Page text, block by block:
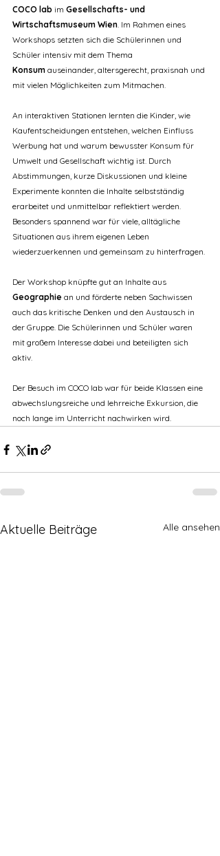
COCO lab im Gesellschafts- und
Wirtschaftsmuseum Wien. Im Rahmen eines
Workshops setzten sich die Schülerinnen und
Schüler intensiv mit dem Thema
Konsum auseinander, altersgerecht, praxisnah und
mit vielen Möglichkeiten zum Mitmachen.
An interaktiven Stationen lernten die Kinder, wie
Kaufentscheidungen entstehen, welchen Einfluss
Werbung hat und warum bewusster Konsum für
Umwelt und Gesellschaft wichtig ist. Durch
Abstimmungen, kurze Diskussionen und kleine
Experimente konnten die Inhalte selbstständig
erarbeitet und unmittelbar reflektiert werden.
Besonders spannend war für viele, alltägliche
Situationen aus ihrem eigenen Leben
wiederzuerkennen und gemeinsam zu hinterfragen.
Der Workshop knüpfte gut an Inhalte aus
Geographie an und förderte neben Sachwissen
auch das kritische Denken und den Austausch in
der Gruppe. Die Schülerinnen und Schüler waren
mit großem Interesse dabei und beteiligten sich
aktiv.
Der Besuch im COCO lab war für beide Klassen eine
abwechslungsreiche und lehrreiche Exkursion, die
noch lange im Unterricht nachwirken wird.
Aktuelle Beiträge Alle ansehen